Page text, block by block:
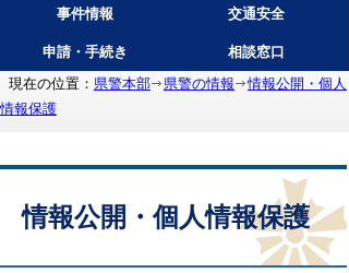
事件情報 交通安全
申請・手続き
相談窓口
現在の位置： 県警本部 県警の情報
情報公開・個人
情報保護
情報公開・個人情報保護